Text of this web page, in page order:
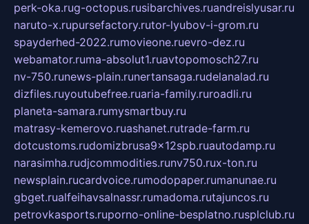
perk-oka.rug-octopus.rusibarchives.ruandreislyusar.ru
naruto-x.rupursefactory.rutor-lyubov-i-grom.ru
spayderhed-2022.rumovieone.ruevro-dez.ru
webamator.ruma-absolut1.ruavtopomosch27.ru
nv-750.runews-plain.runertansaga.rudelanalad.ru
dizfiles.ruyoutubefree.ruaria-family.ruroadli.ru
planeta-samara.rumysmartbuy.ru
matrasy-kemerovo.ruashanet.rutrade-farm.ru
dotcustoms.rudomizbrusa9x12spb.ruautodamp.ru
narasimha.rudjcommodities.runv750.rux-ton.ru
newsplain.rucardvoice.rumodopaper.rumanunae.ru
gbget.rualfeihavsalnassr.rumadoma.rutajuncos.ru
petrovkasports.ruporno-online-besplatno.rusplclub.ru